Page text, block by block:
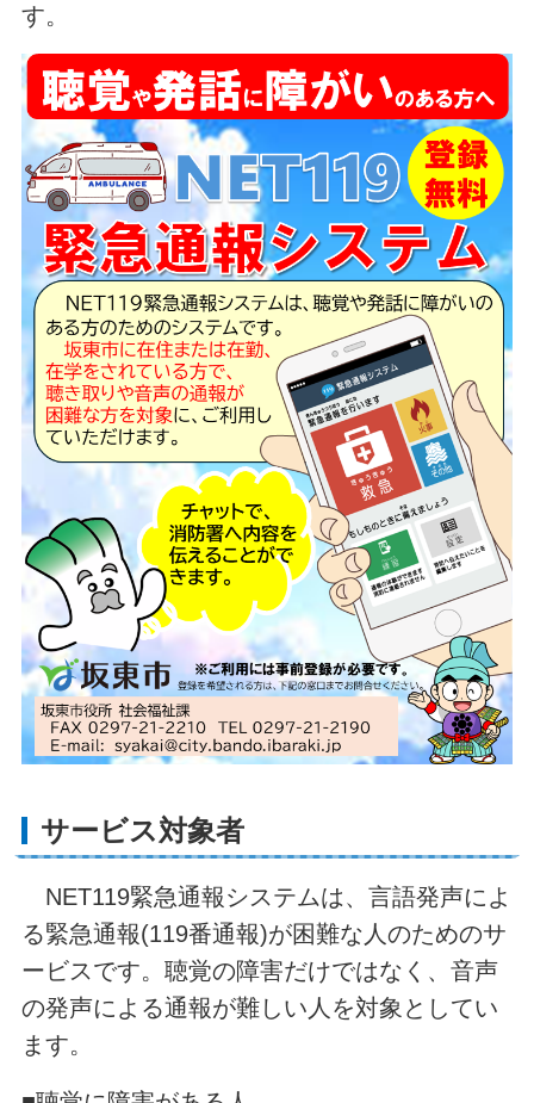
す。
サービス対象者
NET119緊急通報システムは、言語発声によ
る緊急通報(119番通報)が困難な人のためのサ
ービスです。聴覚の障害だけではなく、音声
の発声による通報が難しい人を対象としてい
ます。